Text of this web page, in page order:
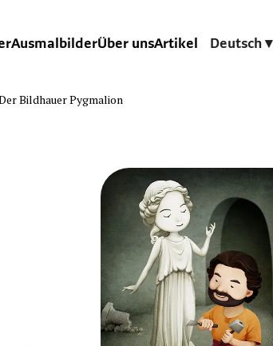
AusmalbilderÜber unsArtikel Deutsch ▾
Bildhauer Pygmalion